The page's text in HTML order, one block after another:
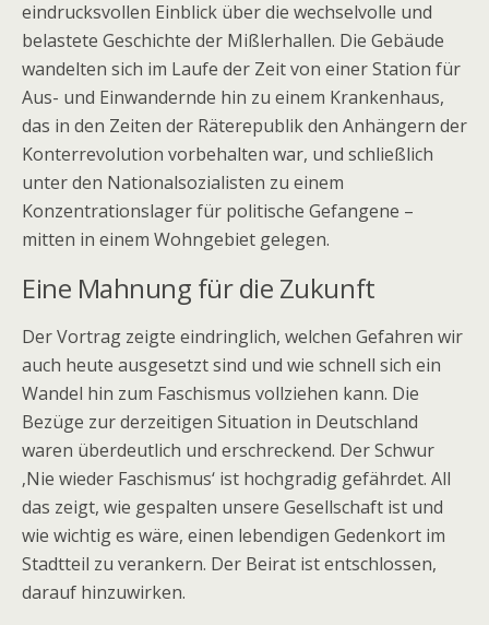
eindrucksvollen Einblick über die wechselvolle und
belastete Geschichte der Mißlerhallen. Die Gebäude
wandelten sich im Laufe der Zeit von einer Station für
Aus- und Einwandernde hin zu einem Krankenhaus,
das in den Zeiten der Räterepublik den Anhängern der
Konterrevolution vorbehalten war, und schließlich
unter den Nationalsozialisten zu einem
Konzentrationslager für politische Gefangene –
mitten in einem Wohngebiet gelegen.
Eine Mahnung für die Zukunft
Der Vortrag zeigte eindringlich, welchen Gefahren wir
auch heute ausgesetzt sind und wie schnell sich ein
Wandel hin zum Faschismus vollziehen kann. Die
Bezüge zur derzeitigen Situation in Deutschland
waren überdeutlich und erschreckend. Der Schwur
‚Nie wieder Faschismus‘ ist hochgradig gefährdet. All
das zeigt, wie gespalten unsere Gesellschaft ist und
wie wichtig es wäre, einen lebendigen Gedenkort im
Stadtteil zu verankern. Der Beirat ist entschlossen,
darauf hinzuwirken.